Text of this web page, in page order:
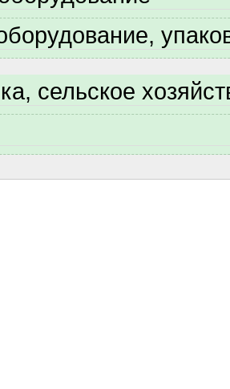
сельское